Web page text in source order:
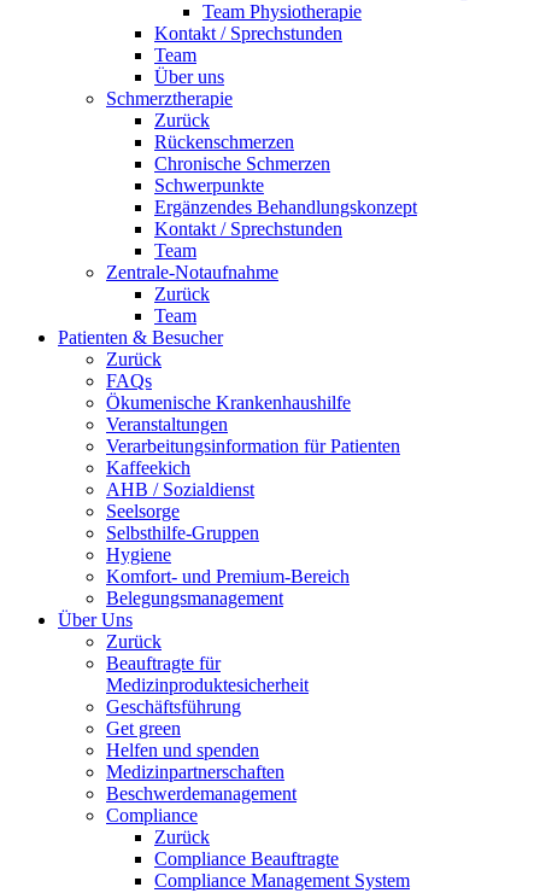
Team Physiotherapie
Kontakt / Sprechstunden
Team
Über uns
Schmerztherapie
Zurück
Rückenschmerzen
Chronische Schmerzen
Schwerpunkte
Ergänzendes Behandlungskonzept
Kontakt / Sprechstunden
Team
Zentrale-Notaufnahme
Zurück
Team
Patienten & Besucher
Zurück
FAQs
Ökumenische Krankenhaushilfe
Veranstaltungen
Verarbeitungsinformation für Patienten
Kaffeekich
AHB / Sozialdienst
Seelsorge
Selbsthilfe-Gruppen
Hygiene
Komfort- und Premium-Bereich
Belegungsmanagement
Über Uns
Zurück
Beauftragte für
Medizinproduktesicherheit
Geschäftsführung
Get green
Helfen und spenden
Medizinpartnerschaften
Beschwerdemanagement
Compliance
Zurück
Compliance Beauftragte
Compliance Management System